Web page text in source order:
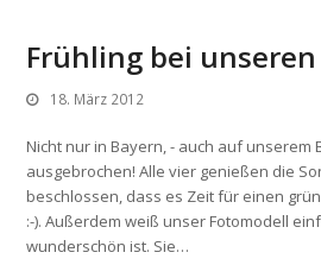
Frühling bei
18. März 2012
Nicht nur in Bayern, - auch auf unserem
ausgebrochen! Alle vier genießen die
beschlossen, dass es Zeit für einen
:-). Außerdem weiß unser Fotomodell
wunderschön ist. Sie…